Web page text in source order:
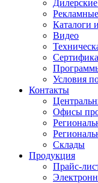
Каталоги
Видео
Условия
Контакты
Офисы
Склады
Продукция
Прайс-